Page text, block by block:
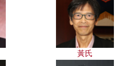
黃氏